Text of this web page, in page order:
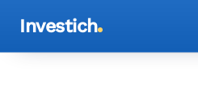
Investich